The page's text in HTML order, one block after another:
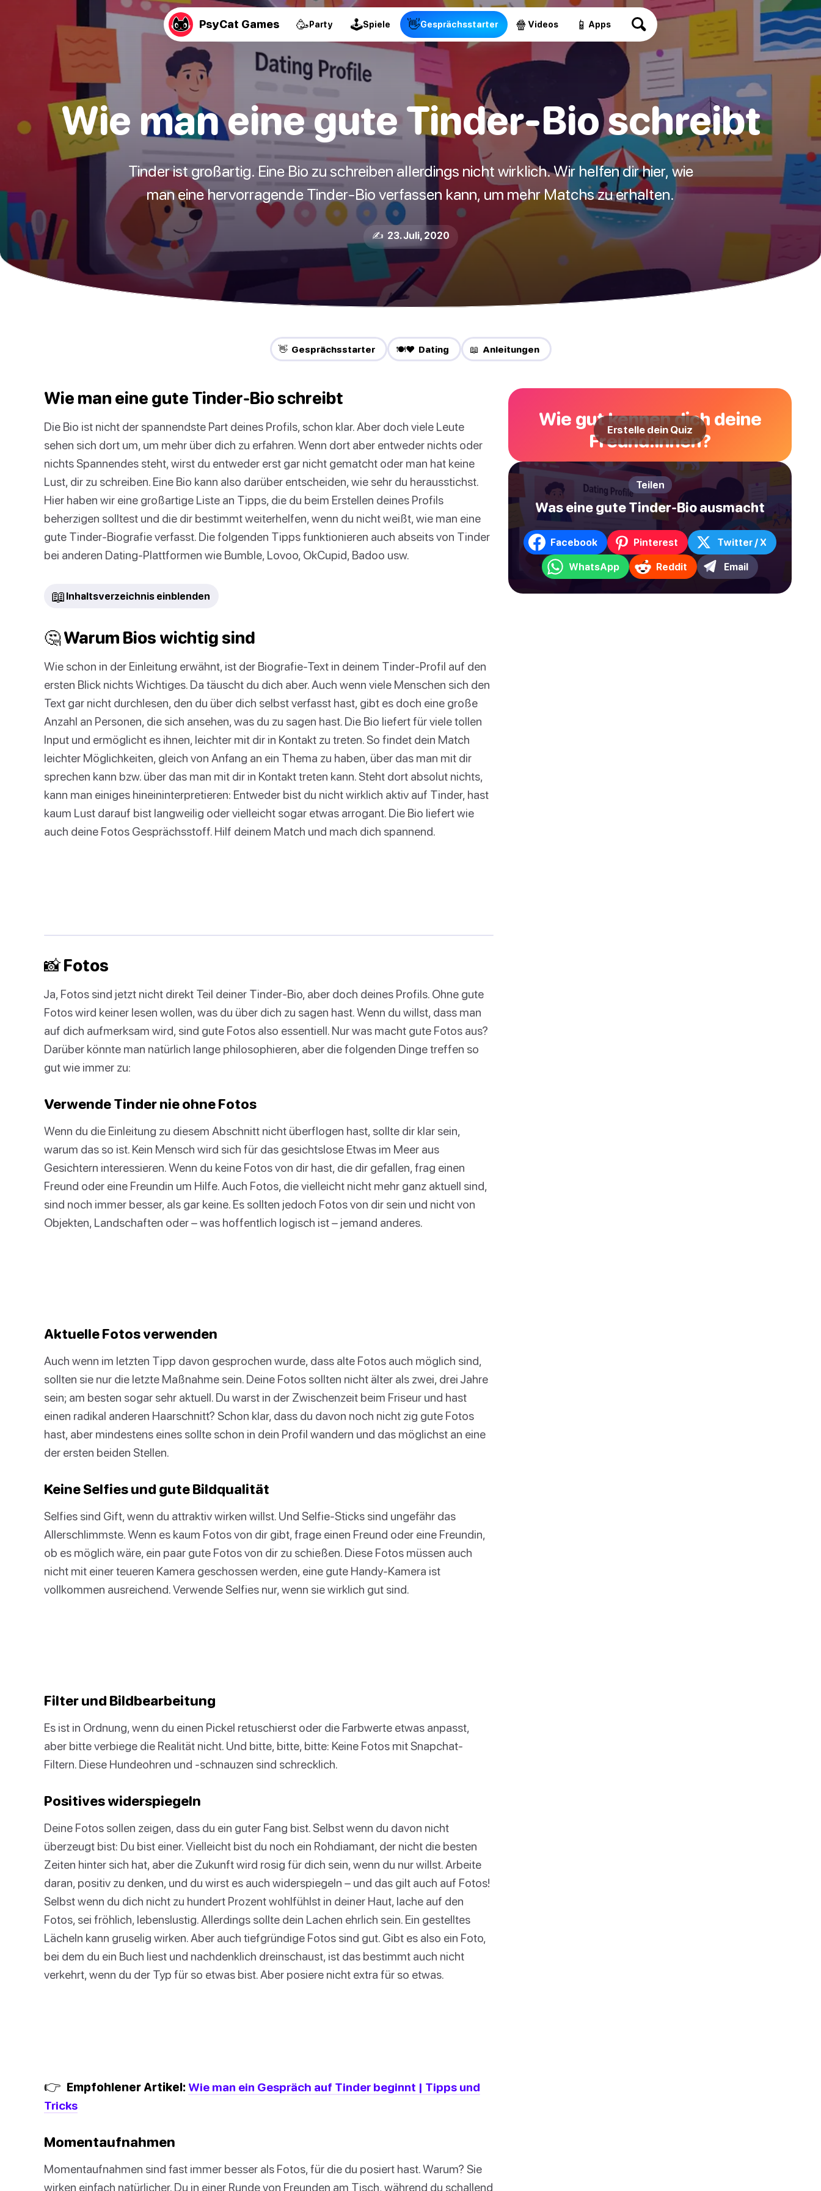
PsyCat Games 🥳Party 🕹Spiele 👋Gesprächsstarter 🍿 Videos 📱 Apps
Wie man eine gute Tinder-Bio schreibt
Tinder ist großartig. Eine Bio zu schreiben allerdings nicht wirklich. Wir helfen dir hier, wie
man eine hervorragende Tinder-Bio verfassen kann, um mehr Matchs zu erhalten.
✍️ 23. Juli, 2020
👋 Gesprächsstarter 🍽️❤️ Dating 📖 Anleitungen
Wie man eine gute Tinder-Bio schreibt
Die Bio ist nicht der spannendste Part deines Profils, schon klar. Aber doch viele Leute
sehen sich dort um, um mehr über dich zu erfahren. Wenn dort aber entweder nichts oder
nichts Spannendes steht, wirst du entweder erst gar nicht gematcht oder man hat keine
Lust, dir zu schreiben. Eine Bio kann also darüber entscheiden, wie sehr du herausstichst.
Hier haben wir eine großartige Liste an Tipps, die du beim Erstellen deines Profils
beherzigen solltest und die dir bestimmt weiterhelfen, wenn du nicht weißt, wie man eine
gute Tinder-Biografie verfasst. Die folgenden Tipps funktionieren auch abseits von Tinder
bei anderen Dating-Plattformen wie Bumble, Lovoo, OkCupid, Badoo usw.
📖 Inhaltsverzeichnis einblenden
🤔 Warum Bios wichtig sind
Wie schon in der Einleitung erwähnt, ist der Biografie-Text in deinem Tinder-Profil auf den
ersten Blick nichts Wichtiges. Da täuscht du dich aber. Auch wenn viele Menschen sich den
Text gar nicht durchlesen, den du über dich selbst verfasst hast, gibt es doch eine große
Anzahl an Personen, die sich ansehen, was du zu sagen hast. Die Bio liefert für viele tollen
Input und ermöglicht es ihnen, leichter mit dir in Kontakt zu treten. So findet dein Match
leichter Möglichkeiten, gleich von Anfang an ein Thema zu haben, über das man mit dir
sprechen kann bzw. über das man mit dir in Kontakt treten kann. Steht dort absolut nichts,
kann man einiges hineininterpretieren: Entweder bist du nicht wirklich aktiv auf Tinder, hast
kaum Lust darauf bist langweilig oder vielleicht sogar etwas arrogant. Die Bio liefert wie
auch deine Fotos Gesprächsstoff. Hilf deinem Match und mach dich spannend.
📸 Fotos
Ja, Fotos sind jetzt nicht direkt Teil deiner Tinder-Bio, aber doch deines Profils. Ohne gute
Fotos wird keiner lesen wollen, was du über dich zu sagen hast. Wenn du willst, dass man
auf dich aufmerksam wird, sind gute Fotos also essentiell. Nur was macht gute Fotos aus?
Darüber könnte man natürlich lange philosophieren, aber die folgenden Dinge treffen so
gut wie immer zu:
Verwende Tinder nie ohne Fotos
Wenn du die Einleitung zu diesem Abschnitt nicht überflogen hast, sollte dir klar sein,
warum das so ist. Kein Mensch wird sich für das gesichtslose Etwas im Meer aus
Gesichtern interessieren. Wenn du keine Fotos von dir hast, die dir gefallen, frag einen
Freund oder eine Freundin um Hilfe. Auch Fotos, die vielleicht nicht mehr ganz aktuell sind,
sind noch immer besser, als gar keine. Es sollten jedoch Fotos von dir sein und nicht von
Objekten, Landschaften oder – was hoffentlich logisch ist – jemand anderes.
Aktuelle Fotos verwenden
Auch wenn im letzten Tipp davon gesprochen wurde, dass alte Fotos auch möglich sind,
sollten sie nur die letzte Maßnahme sein. Deine Fotos sollten nicht älter als zwei, drei Jahre
sein; am besten sogar sehr aktuell. Du warst in der Zwischenzeit beim Friseur und hast
einen radikal anderen Haarschnitt? Schon klar, dass du davon noch nicht zig gute Fotos
hast, aber mindestens eines sollte schon in dein Profil wandern und das möglichst an eine
der ersten beiden Stellen.
Keine Selfies und gute Bildqualität
Selfies sind Gift, wenn du attraktiv wirken willst. Und Selfie-Sticks sind ungefähr das
Allerschlimmste. Wenn es kaum Fotos von dir gibt, frage einen Freund oder eine Freundin,
ob es möglich wäre, ein paar gute Fotos von dir zu schießen. Diese Fotos müssen auch
nicht mit einer teueren Kamera geschossen werden, eine gute Handy-Kamera ist
vollkommen ausreichend. Verwende Selfies nur, wenn sie wirklich gut sind.
Filter und Bildbearbeitung
Es ist in Ordnung, wenn du einen Pickel retuschierst oder die Farbwerte etwas anpasst,
aber bitte verbiege die Realität nicht. Und bitte, bitte, bitte: Keine Fotos mit Snapchat-
Filtern. Diese Hundeohren und -schnauzen sind schrecklich.
Positives widerspiegeln
Deine Fotos sollen zeigen, dass du ein guter Fang bist. Selbst wenn du davon nicht
überzeugt bist: Du bist einer. Vielleicht bist du noch ein Rohdiamant, der nicht die besten
Zeiten hinter sich hat, aber die Zukunft wird rosig für dich sein, wenn du nur willst. Arbeite
daran, positiv zu denken, und du wirst es auch widerspiegeln – und das gilt auch auf Fotos!
Selbst wenn du dich nicht zu hundert Prozent wohlfühlst in deiner Haut, lache auf den
Fotos, sei fröhlich, lebenslustig. Allerdings sollte dein Lachen ehrlich sein. Ein gestelltes
Lächeln kann gruselig wirken. Aber auch tiefgründige Fotos sind gut. Gibt es also ein Foto,
bei dem du ein Buch liest und nachdenklich dreinschaust, ist das bestimmt auch nicht
verkehrt, wenn du der Typ für so etwas bist. Aber posiere nicht extra für so etwas.
👉 Empfohlener Artikel: Wie man ein Gespräch auf Tinder beginnt | Tipps und
Tricks
Momentaufnahmen
Momentaufnahmen sind fast immer besser als Fotos, für die du posiert hast. Warum? Sie
wirken einfach natürlicher. Du in einer Runde von Freunden am Tisch, während du schallend
Wie gut kennen dich deine
Freund:innen?
Erstelle dein Quiz
Teilen
Was eine gute Tinder-Bio ausmacht
Facebook Pinterest Twitter / X
WhatsApp Reddit Email